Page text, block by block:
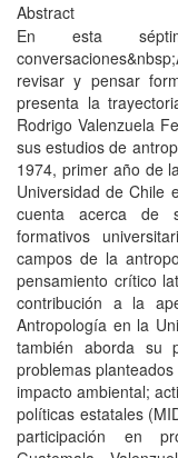
Abstract
En esta
revisar y pensar
presenta la
Rodrigo Valenzuela
sus estudios de
1974, primer año de
Universidad de Chile
cuenta acerca de
formativos
campos de la
pensamiento crítico
contribución a la
Antropología en la
también aborda su
problemas
impacto ambiental;
políticas estatales
participación en